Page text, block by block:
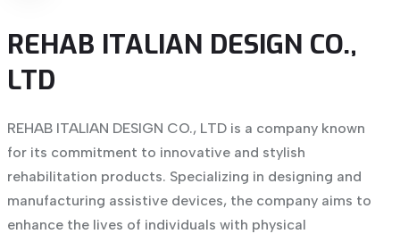
REHAB ITALIAN DESIGN CO.,
LTD
REHAB ITALIAN DESIGN CO., LTD is a company known
for its commitment to innovative and stylish
rehabilitation products. Specializing in designing and
manufacturing assistive devices, the company aims to
enhance the lives of individuals with physical